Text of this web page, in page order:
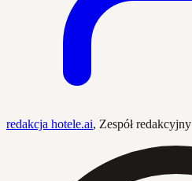
redakcja hotele.ai, Zespół redakcyjny